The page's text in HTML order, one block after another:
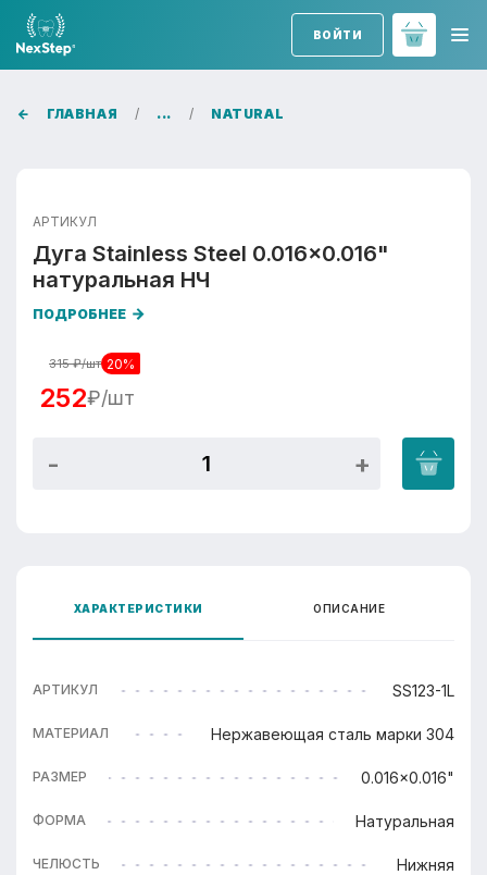
ВОЙТИ
ГЛАВНАЯ ... NATURAL
АРТИКУЛ
Дуга Stainless Steel 0.016x0.016"
натуральная НЧ
ПОДРОБНЕЕ
315 ₽/шт 20%
252₽/шт
ХАРАКТЕРИСТИКИ ОПИСАНИЕ
АРТИКУЛ SS123-1L
МАТЕРИАЛ Нержавеющая сталь марки 304
РАЗМЕР 0.016x0.016"
ФОРМА Натуральная
ЧЕЛЮСТЬ Нижняя